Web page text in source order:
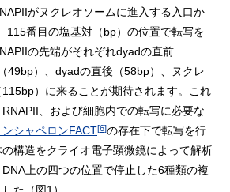
がヌクレオソームに進入する入口か
115番目の塩基対（bp）の位置で転写を
の先端がそれぞれdyadの直前
49bp）、dyadの直後（58bp）、ヌクレ
）に来ることが期待されます。これ
、および細胞内での転写に必要な
ンシャペロンFACT[6]の存在下で転写を行
構造をクライオ電子顕微鏡によって解析
上の四つの位置で停止した6種類の複